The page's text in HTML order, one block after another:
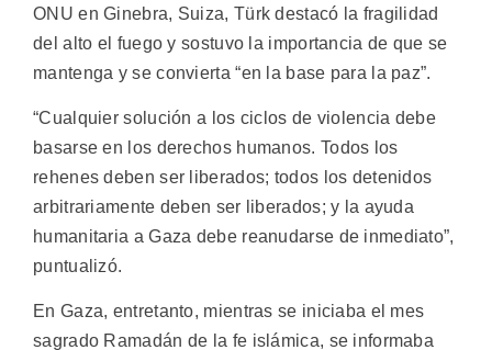
ONU en Ginebra, Suiza, Türk destacó la fragilidad
del alto el fuego y sostuvo la importancia de que se
mantenga y se convierta “en la base para la paz”.
“Cualquier solución a los ciclos de violencia debe
basarse en los derechos humanos. Todos los
rehenes deben ser liberados; todos los detenidos
arbitrariamente deben ser liberados; y la ayuda
humanitaria a Gaza debe reanudarse de inmediato”,
puntualizó.
En Gaza, entretanto, mientras se iniciaba el mes
sagrado Ramadán de la fe islámica, se informaba